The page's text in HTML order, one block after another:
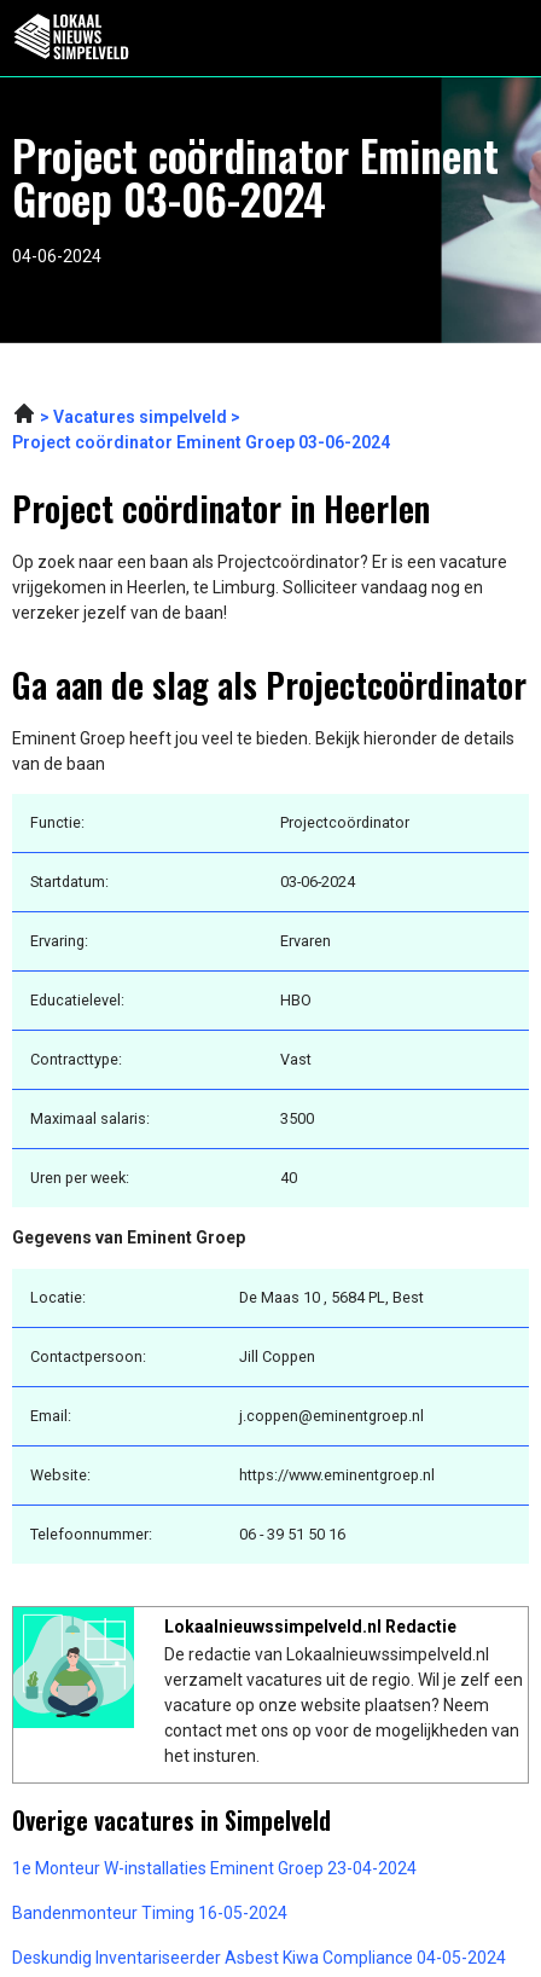
Project coördinator Eminent
Groep 03-06-2024
04-06-2024
Vacatures simpelveld
Project coördinator Eminent Groep 03-06-2024
Project coördinator in Heerlen
Op zoek naar een baan als Projectcoördinator? Er is een vacature
vrijgekomen in Heerlen, te Limburg. Solliciteer vandaag nog en
verzeker jezelf van de baan!
Ga aan de slag als Projectcoördinator
Eminent Groep heeft jou veel te bieden. Bekijk hieronder de details
van de baan
Functie: Projectcoördinator
Startdatum: 03-06-2024
Ervaring: Ervaren
Educatielevel: HBO
Contracttype: Vast
Maximaal salaris: 3500
Uren per week: 40
Gegevens van Eminent Groep
Locatie: De Maas 10 , 5684 PL, Best
Contactpersoon: Jill Coppen
Email: j.coppen@eminentgroep.nl
Website: https://www.eminentgroep.nl
Telefoonnummer: 06 - 39 51 50 16
Lokaalnieuwssimpelveld.nl Redactie
De redactie van Lokaalnieuwssimpelveld.nl
verzamelt vacatures uit de regio. Wil je zelf een
vacature op onze website plaatsen? Neem
contact met ons op voor de mogelijkheden van
het insturen.
Overige vacatures in Simpelveld
1e Monteur W-installaties Eminent Groep 23-04-2024
Bandenmonteur Timing 16-05-2024
Deskundig Inventariseerder Asbest Kiwa Compliance 04-05-2024